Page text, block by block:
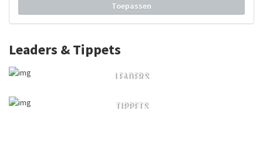
Toepassen
Leaders & Tippets
LEADERS
TIPPETS